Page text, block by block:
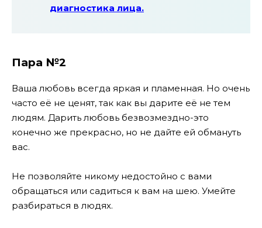
диагностика лица.
Пара №2
Ваша любовь всегда яркая и пламенная. Но очень
часто её не ценят, так как вы дарите её не тем
людям. Дарить любовь безвозмездно-это
конечно же прекрасно, но не дайте ей обмануть
вас.
Не позволяйте никому недостойно с вами
обращаться или садиться к вам на шею. Умейте
разбираться в людях.